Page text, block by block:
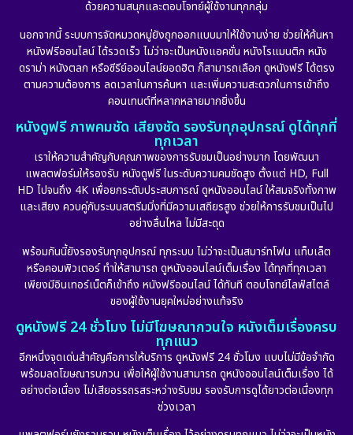
ด้วยความสนุกและตอบโจทย์ผู้ใช้งานทุกกลุ่ม
นอกจากนี้ ระบบการจัดหมวดหมู่ยังถูกออกแบบมาให้ใช้งานง่าย ช่วยให้ค้นหา
หนังฟรีออนไลน์ ได้รวดเร็ว ไม่ว่าจะเป็นหนังแอคชั่น หนังโรแมนติก หนัง
ดราม่า หนังตลก หรือซีรีย์ออนไลน์ยอดฮิต ก็สามารถเลือก ดูหนังฟรี ได้ตรง
ตามความต้องการ ลดเวลาในการค้นหา และเพิ่มความสะดวกในการเข้าถึง
คอนเทนต์ที่หลากหลายมากยิ่งขึ้น
หนังดูฟรี ภาพคมชัด เสียงชัด รองรับทุกอุปกรณ์ ดูได้ทุกที่
ทุกเวลา
เราให้ความสำคัญกับคุณภาพของการรับชมเป็นอย่างมาก โดยพัฒนา
แพลตฟอร์มให้รองรับ หนังดูฟรี ในระดับความคมชัดสูง ตั้งแต่ HD, Full
HD ไปจนถึง 4K เพื่อยกระดับประสบการณ์ ดูหนังออนไลน์ ให้สมจริงทั้งภาพ
และเสียง ควบคู่กับระบบสตรีมมิ่งที่มีความเสถียรสูง ช่วยให้การรับชมเป็นไป
อย่างลื่นไหล ไม่มีสะดุด
พร้อมกันนี้ยังรองรับทุกอุปกรณ์ ทุกระบบ ไม่ว่าจะเป็นสมาร์ทโฟน แท็บเล็ต
หรือคอมพิวเตอร์ ทำให้สามารถ ดูหนังออนไลน์เต็มเรื่อง ได้ทุกที่ทุกเวลา
เพียงมีอินเทอร์เน็ตก็เข้าถึง หนังฟรีออนไลน์ ได้ทันที ตอบโจทย์ไลฟ์สไตล์
ของผู้ใช้งานยุคใหม่อย่างแท้จริง
ดูหนังฟรี 24 ชั่วโมง ไม่มีโฆษณากวนใจ หนังเต็มเรื่องครบ
ทุกแนว
อีกหนึ่งจุดเด่นสำคัญคือการให้บริการ ดูหนังฟรี 24 ชั่วโมง แบบไม่มีข้อจำกัด
พร้อมลดโฆษณารบกวน เพื่อให้ผู้ใช้งานสามารถ ดูหนังออนไลน์เต็มเรื่อง ได้
อย่างต่อเนื่อง ไม่เสียอรรถรสระหว่างรับชม รองรับการดูได้ยาวต่อเนื่องทุก
ช่วงเวลา